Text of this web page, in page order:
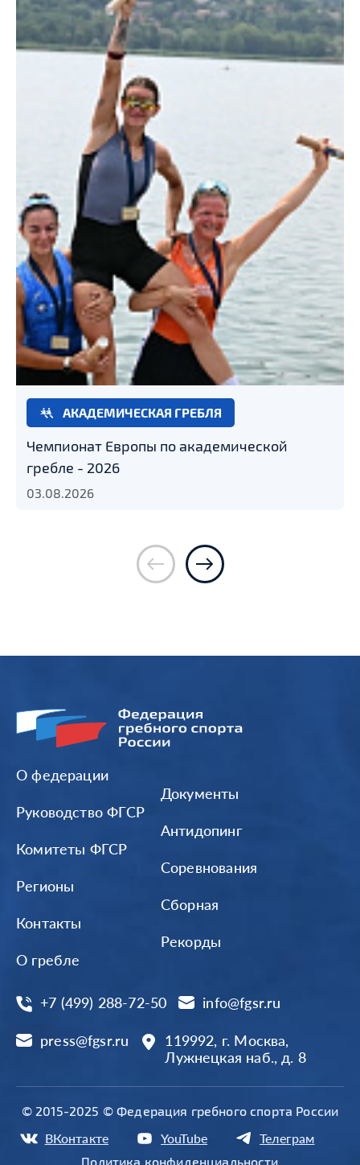
АКАДЕМИЧЕСКАЯ ГРЕБЛЯ
Чемпионат Европы по академической
гребле - 2026
03.08.2026
О федерации
Руководство ФГСР
Комитеты ФГСР
Регионы
Контакты
О гребле
Документы
Антидопинг
Соревнования
Сборная
Рекорды
+7 (499) 288-72-50 info@fgsr.ru
press@fgsr.ru
119992, г. Москва,
Лужнецкая наб., д. 8
© 2015-2025 © Федерация гребного спорта России
Политика конфиденциальности
ВКонтакте YouTube Телеграм